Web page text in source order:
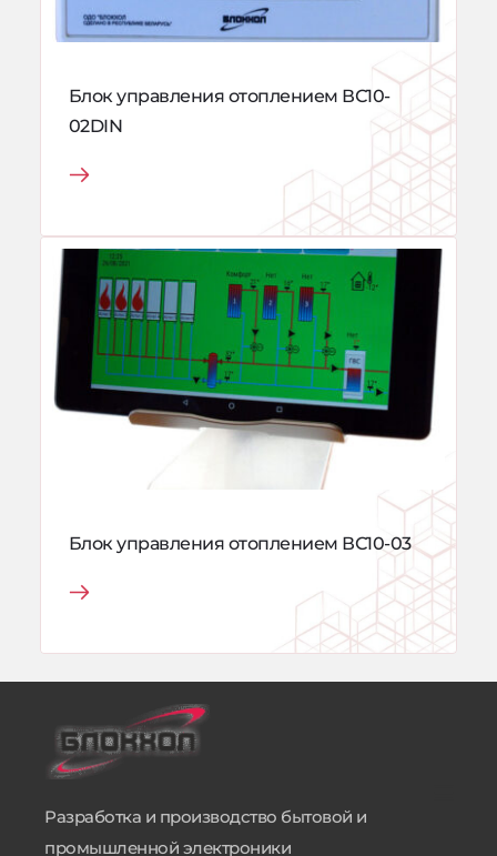
Блок управления отоплением ВС10-
02DIN
Блок управления отоплением ВС10-03
Разработка и производство бытовой и
промышленной электроники